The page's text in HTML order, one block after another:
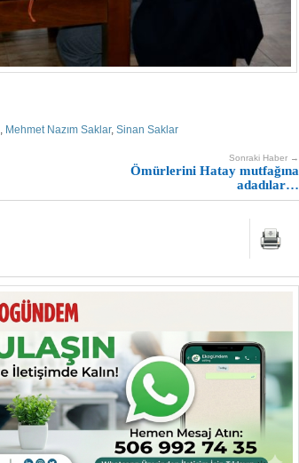
, Mehmet Nazım Saklar, Sinan Saklar
Sonraki Haber →
Ömürlerini Hatay mutfağına
adadılar…